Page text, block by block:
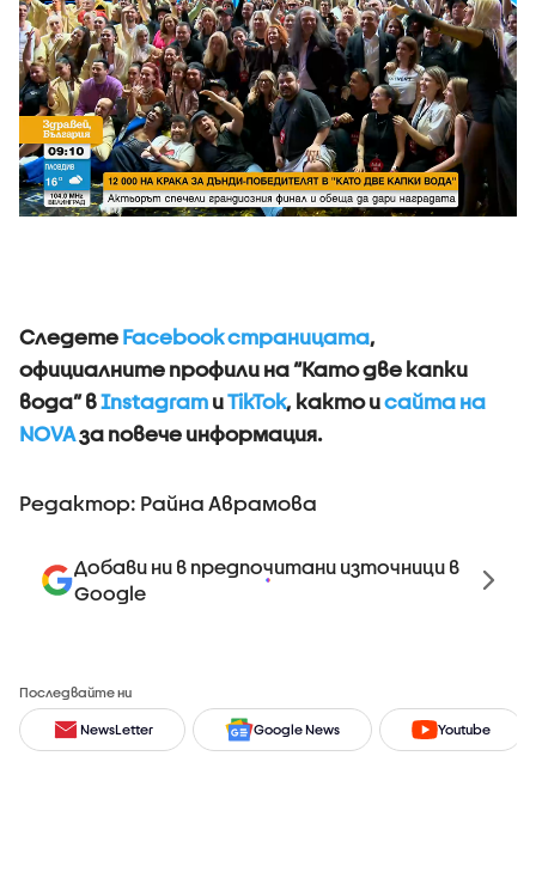
Следете Facebook страницата,
официалните профили на “Като две капки
вода” вInstagram иTikTok, както исайта на
NOVAза повече информация.
Редактор: Райна Аврамова
Добави ни в предпочитани източници в
Google
Последвайте ни
NewsLetter Google News Youtube